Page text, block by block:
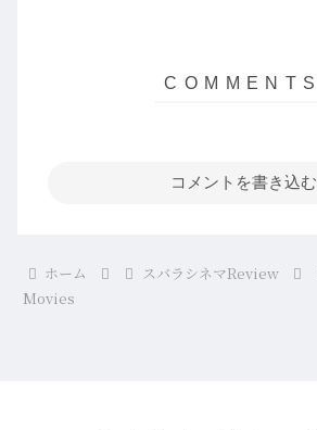
コメントを書き込む
ホーム スバラシネマReview
Movies